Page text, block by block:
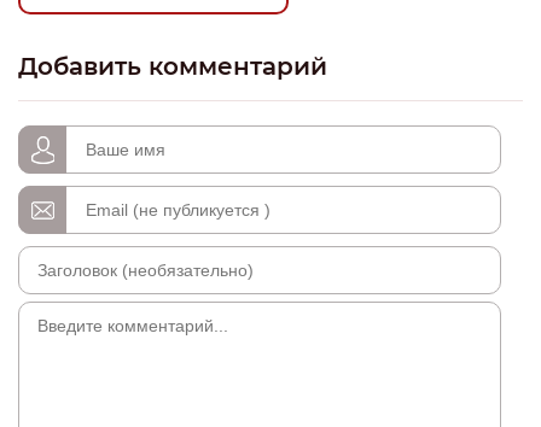
Добавить комментарий